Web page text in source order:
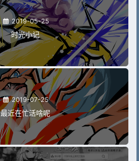
2019-05-25
时光小记
2019-07-25
最近在忙活啥呢